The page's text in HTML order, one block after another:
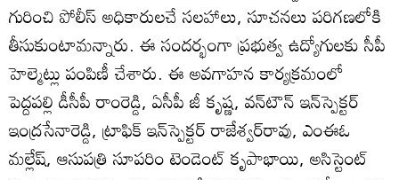
గురించి పోలీస్‌ అధికారులచే సలహాలు, సూచనలు పరిగణలోకి
తీసుకుంటామన్నారు. ఈ సందర్భంగా ప్రభుత్వ ఉద్యోగులకు సీపీ
హెల్మెట్లు పంపిణీ చేశారు. ఈ అవగాహన కార్యక్రమంలో
పెద్దపల్లి డీసీపీ రాంరెడ్డి, ఏసీపీ జీ కృష్ణ, వన్‌టౌన్‌ ఇన్‌స్పెక్టర్‌
ఇంద్రసేనారెడ్డి, ట్రాఫిక్‌ ఇన్‌స్పెక్టర్‌ రాజేశ్వర్‌రావు, ఎంఈఓ
మల్లేష్‌, ఆసుపత్రి సూపరిం టెండెంట్‌ కృపాభాయి, అసిస్టెంట్‌